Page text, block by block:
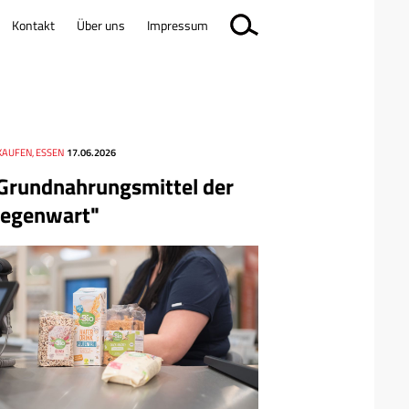
der
ESSEN 17.06.2026
Kontakt Über uns Impressum